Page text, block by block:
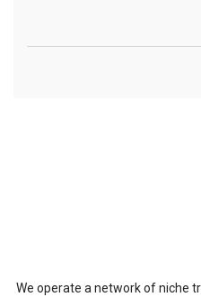
We operate a network of niche